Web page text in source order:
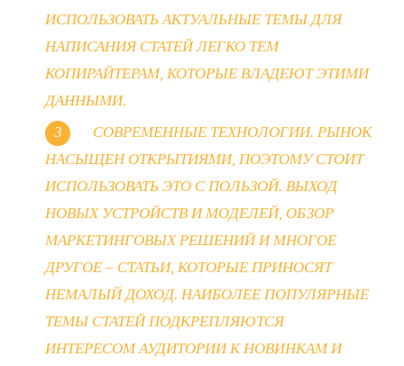
ИСПОЛЬЗОВАТЬ АКТУАЛЬНЫЕ ТЕМЫ ДЛЯ
НАПИСАНИЯ СТАТЕЙ ЛЕГКО ТЕМ
КОПИРАЙТЕРАМ, КОТОРЫЕ ВЛАДЕЮТ ЭТИМИ
ДАННЫМИ.
СОВРЕМЕННЫЕ ТЕХНОЛОГИИ. РЫНОК
НАСЫЩЕН ОТКРЫТИЯМИ, ПОЭТОМУ СТОИТ
ИСПОЛЬЗОВАТЬ ЭТО С ПОЛЬЗОЙ. ВЫХОД
НОВЫХ УСТРОЙСТВ И МОДЕЛЕЙ, ОБЗОР
МАРКЕТИНГОВЫХ РЕШЕНИЙ И МНОГОЕ
ДРУГОЕ – СТАТЬИ, КОТОРЫЕ ПРИНОСЯТ
НЕМАЛЫЙ ДОХОД. НАИБОЛЕЕ ПОПУЛЯРНЫЕ
ТЕМЫ СТАТЕЙ ПОДКРЕПЛЯЮТСЯ
ИНТЕРЕСОМ АУДИТОРИИ К НОВИНКАМ И